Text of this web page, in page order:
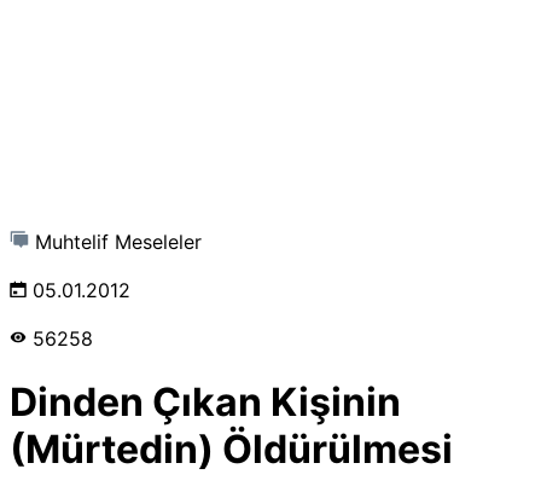
Muhtelif Meseleler
05.01.2012
56258
Dinden Çıkan Kişinin
(Mürtedin) Öldürülmesi